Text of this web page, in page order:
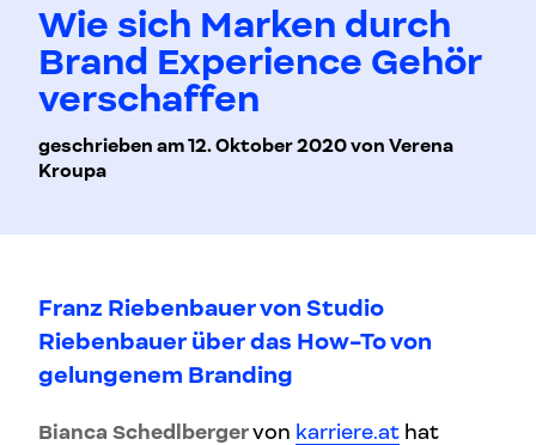
Wie sich Marken durch
Brand Experience Gehör
verschaffen
geschrieben am 12. Oktober 2020 von Verena
Kroupa
Franz Riebenbauer von Studio
Riebenbauer über das How-To von
gelungenem Branding
Bianca Schedlbergervon karriere.at hat